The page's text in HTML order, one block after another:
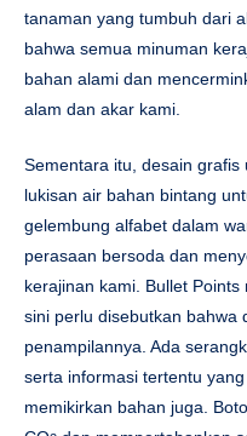
tanaman yang tumbuh dari
bahwa semua minuman
bahan alami dan
alam dan akar kami.
Sementara itu, desain
lukisan air bahan bintang
gelembung alfabet dalam
perasaan bersoda dan
kerajinan kami. Bullet
sini perlu disebutkan bahwa
penampilannya. Ada
serta informasi tertentu
memikirkan bahan juga.